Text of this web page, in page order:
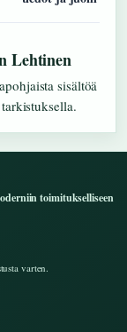
Lehtinen
sisältöä
toimitukselliseen
varten.